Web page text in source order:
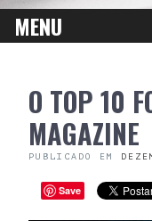
MENU
CONTENTO TOP 10
MAGAZINE
PUBLICADO EM
Save